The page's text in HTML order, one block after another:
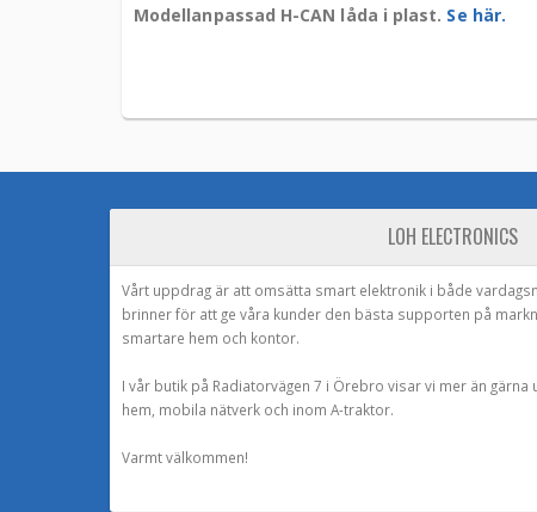
Modellanpassad H-CAN låda i plast. Se här.
LOH ELECTRONICS
Vårt uppdrag är att omsätta smart elektronik i både
brinner för att ge våra kunder den bästa supporten på
smartare hem och kontor.
I vår butik på Radiatorvägen 7 i Örebro visar vi mer än
hem, mobila nätverk och inom A-traktor.
Varmt välkommen!